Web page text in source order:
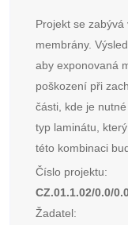
Projekt se
membrány.
aby exponovaná
poškození při
části, kde je
typ laminátu,
této kombinaci
Číslo projektu:
CZ.01.1.02/0.0/
Žadatel: